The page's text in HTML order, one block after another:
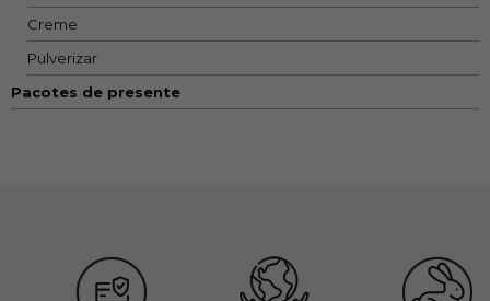
Creme
Pulverizar
Pacotes de presente